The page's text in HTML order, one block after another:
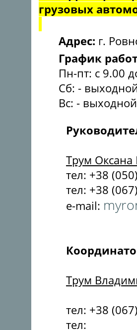
грузовых
Адрес: г.
График
Пн-пт: с 9.00
Сб: -
Вс: - выходной
Трум Оксана
тел: +38
тел: +38
e-mail:
Трум
тел: +38
тел: